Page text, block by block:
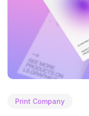
Print Company